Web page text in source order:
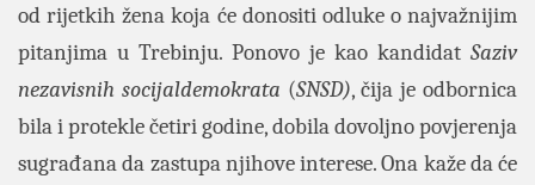
od rijetkih žena koja će donositi odluke o najvažnijim
pitanjima u Trebinju. Ponovo je kao kandidat Saziv
nezavisnih socijaldemokrata (SNSD), čija je odbornica
bila i protekle četiri godine, dobila dovoljno povjerenja
sugrađana da zastupa njihove interese. Ona kaže da će